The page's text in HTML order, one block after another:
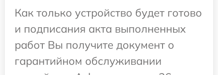
Как только устройство будет готово
и подписания акта выполненных
работ Вы получите документ о
гарантийном обслуживании